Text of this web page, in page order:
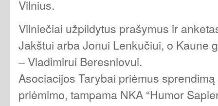
Vilnius.
Vilniečiai užpildytus prašymus ir
Jakštui arba Jonui Lenkučiui, o Kaune
– Vladimirui Beresniovui.
Asociacijos Tarybai priėmus
priėmimo, tampama NKA “Humor